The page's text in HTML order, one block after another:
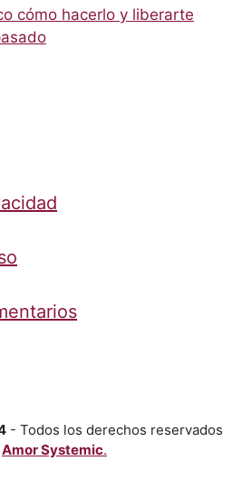
cómo hacerlo y liberarte
- Todos los derechos reservados
Amor Systemic.